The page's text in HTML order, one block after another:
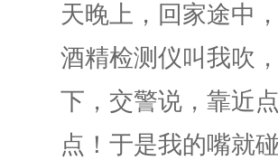
天晚上，回家途中
酒精检测仪叫我吹
下，交警说，靠近
点！于是我的嘴就